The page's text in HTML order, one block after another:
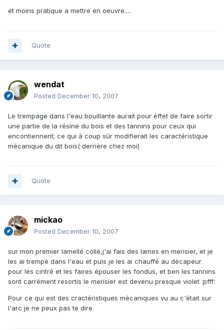
et moins pratique a mettre en oeuvre....
Quote
wendat
Posted December 10, 2007
Le trempage dans l'eau bouillante aurait pour éffet de faire sortir
une partie de la résine du bois et des tannins pour ceux qui
encontiennent; ce qui à coup sûr modifierait les caractéristique
mécanique du dit bois( derrière chez moi)
Quote
mickao
Posted December 10, 2007
sur mon premier lamellé collé,j'ai fais des lames en merisier, et je
les ai trempé dans l'eau et puis je les ai chauffé au décapeur
pour les cintré et les faires épouser les fondus, et ben les tannins
sont carrément resortis le merisier est devenu presque violet :pfff:
Pour ce qui est des cractéristiques mécaniques vu au c'était sur
l'arc je ne peux pas te dire.